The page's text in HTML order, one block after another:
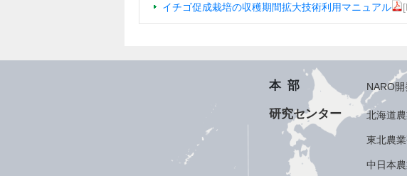
イチゴ促成栽培の収穫期間拡大技術利用マニュアル
本部 NARO
研究センター 北海道
東北農
中日本